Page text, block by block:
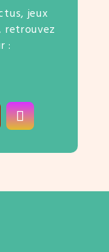
jeux
retrouvez
: